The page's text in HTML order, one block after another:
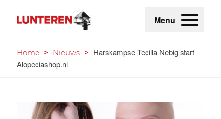
Menu
Home > Nieuws > Harskampse Tecilla Nebig start
Alopeciashop.nl